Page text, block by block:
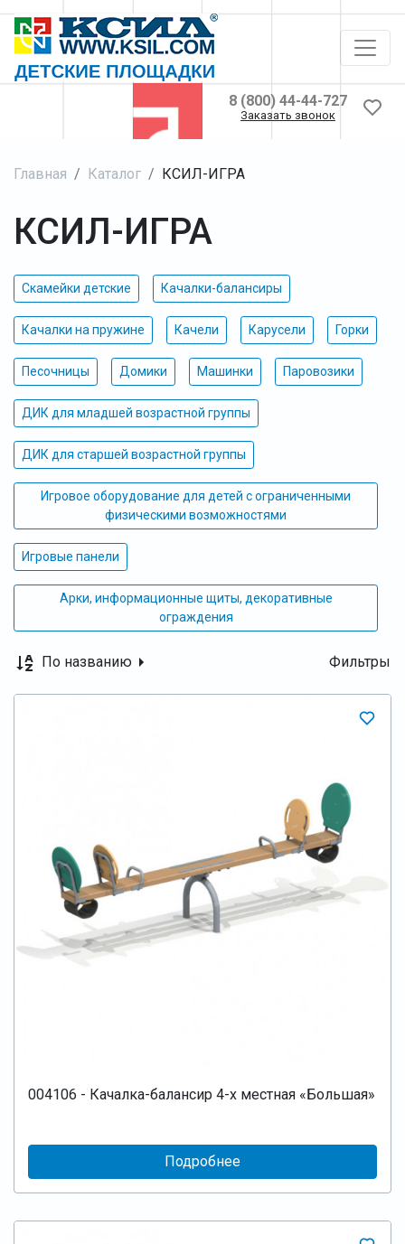
8 (800) 44-44-727
Заказать звонок
Главная Каталог КСИЛ-ИГРА
КСИЛ-ИГРА
Скамейки детские Качалки-балансиры
Качалки на пружине Качели Карусели Горки
Песочницы Домики Машинки Паровозики
ДИК для младшей возрастной группы
ДИК для старшей возрастной группы
Игровое оборудование для детей с ограниченными
физическими возможностями
Игровые панели
Арки, информационные щиты, декоративные
ограждения
По названию Фильтры
004106 - Качалка-балансир 4-х местная «Большая»
Подробнее